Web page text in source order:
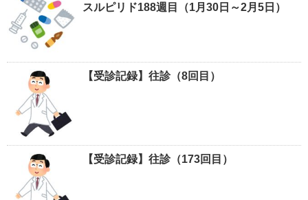
スルピリド188週目（1月30日～2月5日）
【受診記録】往診（8回目）
【受診記録】往診（173回目）